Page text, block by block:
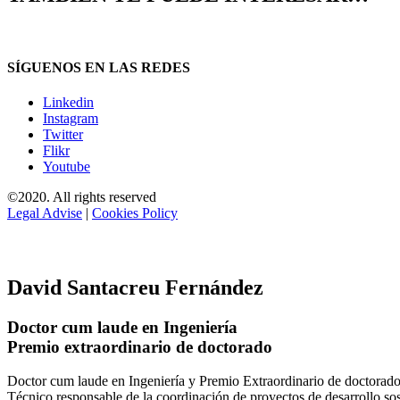
SÍGUENOS EN LAS REDES
Linkedin
Instagram
Twitter
Flikr
Youtube
©2020. All rights reserved
Legal Advise | Cookies Policy
David Santacreu Fernández
Doctor cum laude en Ingeniería
Premio extraordinario de doctorado
Doctor cum laude en Ingeniería y Premio Extraordinario de